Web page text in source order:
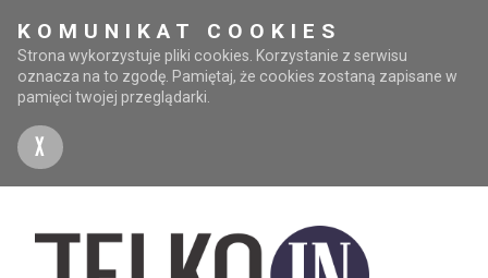
KOMUNIKAT COOKIES
Strona wykorzystuje pliki cookies. Korzystanie z serwisu
oznacza na to zgodę. Pamiętaj, że cookies zostaną zapisane w
pamięci twojej przeglądarki.
X